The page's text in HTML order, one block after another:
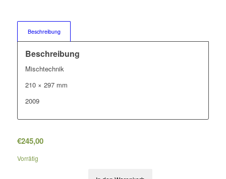
Beschreibung
Beschreibung
Mischtechnik
210 × 297 mm
2009
€245,00
Vorrätig